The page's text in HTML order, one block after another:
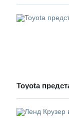
Toyota